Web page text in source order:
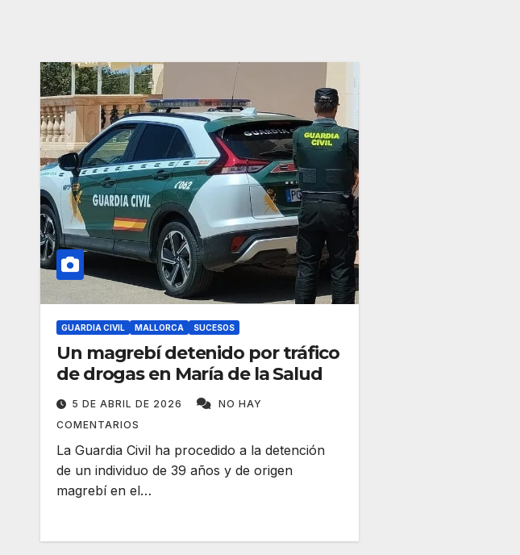
GUARDIA CIVIL MALLORCA SUCESOS
Un magrebí detenido por tráfico
de drogas en María de la Salud
5 DE ABRIL DE 2026
NO HAY
COMENTARIOS
La Guardia Civil ha procedido a la detención
de un individuo de 39 años y de origen
magrebí en el…